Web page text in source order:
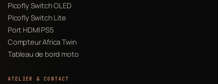
Picofly Switch OLED
Picofly Switch Lite
Port HDMI PS5
Compteur Africa Twin
Tableau de bord moto
ATELIER & CONTACT